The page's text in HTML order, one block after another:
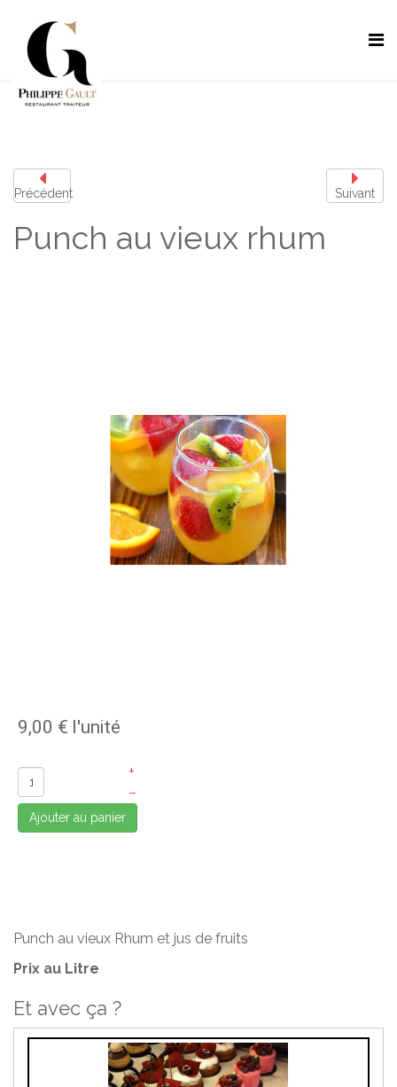
Précédent Suivant
Punch au vieux rhum
9,00 € l'unité
+
–
Ajouter au panier
Punch au vieux Rhum et jus de fruits
Prix au Litre
Et avec ça ?